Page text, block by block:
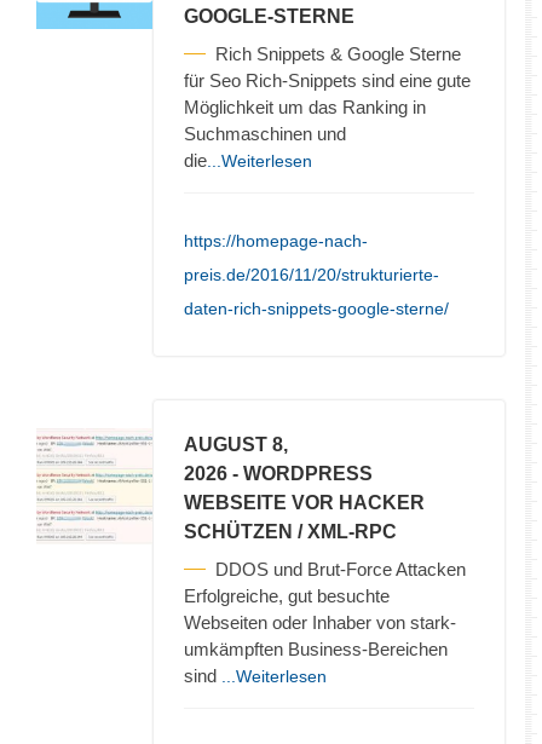
GOOGLE-STERNE
Rich Snippets & Google Sterne
für Seo Rich-Snippets sind eine gute
Möglichkeit um das Ranking in
Suchmaschinen und
die ...Weiterlesen
https://homepage-nach-
preis.de/2016/11/20/strukturierte-
daten-rich-snippets-google-sterne/
AUGUST 8,
2026 - WORDPRESS
WEBSEITE VOR HACKER
SCHÜTZEN / XML-RPC
DDOS und Brut-Force Attacken
Erfolgreiche, gut besuchte
Webseiten oder Inhaber von stark-
umkämpften Business-Bereichen
sind
...Weiterlesen